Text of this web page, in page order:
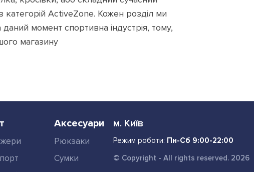
ActiveZone. Кожен розділ ми
момент спортивна індустрія, тому,
магазину
Аксесуари
Рюкзаки
Сумки
м. Київ
Режим роботи: Пн-Сб 9:00-22:00
© Copyright - All rights reserved. 2026